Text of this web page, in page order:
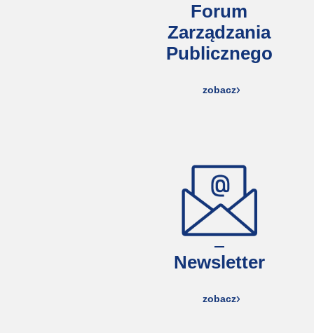
Forum
Zarządzania
Publicznego
zobacz
Newsletter
zobacz